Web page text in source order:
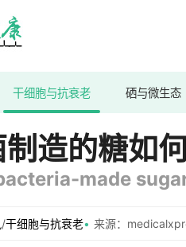
干细胞与抗衰老 硒与微生态
造的糖如
made
/干细胞与抗衰老 来源：